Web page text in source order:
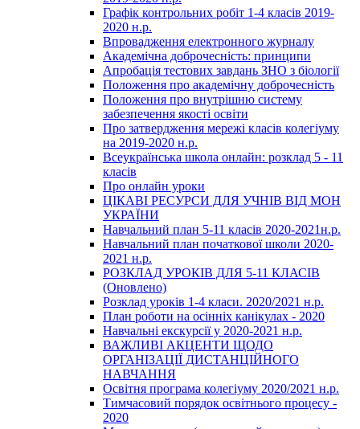
Графік контрольних робіт 1-4 класів 2019-
2020 н.р.
Впровадження електронного журналу
Академічна доброчесність: принципи
Апробація тестових завдань ЗНО з біології
Положення про академічну доброчесність
Положення про внутрішню систему
забезпечення якості освіти
Про затвердження мережі класів колегіуму
на 2019-2020 н.р.
Всеукраїнська школа онлайн: розклад 5 - 11
класів
Про онлайн уроки
ЦІКАВІ РЕСУРСИ ДЛЯ УЧНІВ ВІД МОН
УКРАЇНИ
Навчальний план 5-11 класів 2020-2021н.р.
Навчальний план початкової школи 2020-
2021 н.р.
РОЗКЛАД УРОКІВ ДЛЯ 5-11 КЛАСІВ
(Оновлено)
Розклад уроків 1-4 класи. 2020/2021 н.р.
План роботи на осінніх канікулах - 2020
Навчальні екскурсії у 2020-2021 н.р.
ВАЖЛИВІ АКЦЕНТИ ЩОДО
ОРГАНІЗАЦІЇ ДИСТАНЦІЙНОГО
НАВЧАННЯ
Освітня програма колегіуму 2020/2021 н.р.
Тимчасовий порядок освітнього процесу -
2020